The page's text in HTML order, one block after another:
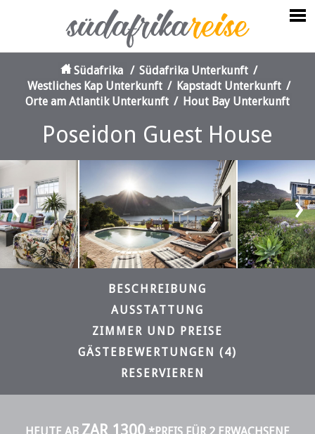
Südafrika / Südafrika Unterkunft /
Westliches Kap Unterkunft / Kapstadt Unterkunft /
Orte am Atlantik Unterkunft / Hout Bay Unterkunft
Poseidon Guest House
‹ ›
BESCHREIBUNG
AUSSTATTUNG
ZIMMER UND PREISE
GÄSTEBEWERTUNGEN (4)
RESERVIEREN
ZAR 1300